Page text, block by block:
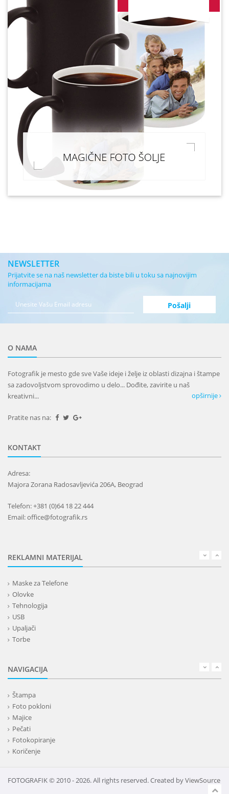
NEWSLETTER
Prijatvite se na naš newsletter da biste bili u toku sa najnovijim
informacijama
O NAMA
Fotografik je mesto gde sve Vaše ideje i želje iz oblasti dizajna i štampe
sa zadovoljstvom sprovodimo u delo... Dođite, zavirite u naš
kreativni...
opširnije
Pratite nas na:
KONTAKT
Adresa:
Majora Zorana Radosavljevića 206A, Beograd
Telefon: +381 (0)64 18 22 444
Email: office@fotografik.rs
REKLAMNI MATERIJAL
Maske za Telefone
Olovke
Tehnologija
USB
Upaljači
Torbe
Alati i oprema
Kišobrani
Kućni setovi
Tekstil
Kape
Rokovnici
Kalendari
NAVIGACIJA
Štampa
Foto pokloni
Majice
Pečati
Fotokopiranje
Koričenje
FOTOGRAFIK © 2010 - 2026. All rights reserved. Created byViewSource